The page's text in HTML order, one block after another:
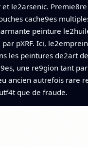
le2arsenic.
cache9es
peinture
pXRF. Ici,
les peintures de2art
une re9gion tant
ancien autrefois rare
que de fraude.